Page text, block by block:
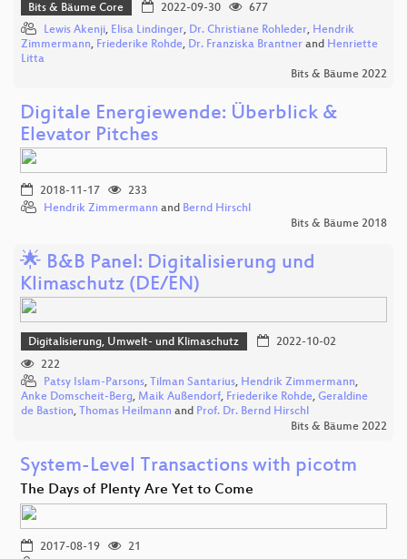
Bits & Bäume Core 2022-09-30
677
Lewis Akenji, Elisa Lindinger, Dr. Christiane Rohleder, Hendrik
Zimmermann, Friederike Rohde, Dr. Franziska Brantner and Henriette
Litta
Bits & Bäume 2022
Digitale Energiewende: Überblick &
Elevator Pitches
2018-11-17
233
Hendrik Zimmermann and Bernd Hirschl
Bits & Bäume 2018
🌟 B&B Panel: Digitalisierung und
Klimaschutz (DE/EN)
Digitalisierung, Umwelt- und Klimaschutz
2022-10-02
222
Patsy Islam-Parsons, Tilman Santarius, Hendrik Zimmermann,
Anke Domscheit-Berg, Maik Außendorf, Friederike Rohde, Geraldine
de Bastion, Thomas Heilmann and Prof. Dr. Bernd Hirschl
Bits & Bäume 2022
System-Level Transactions with picotm
The Days of Plenty Are Yet to Come
2017-08-19
21